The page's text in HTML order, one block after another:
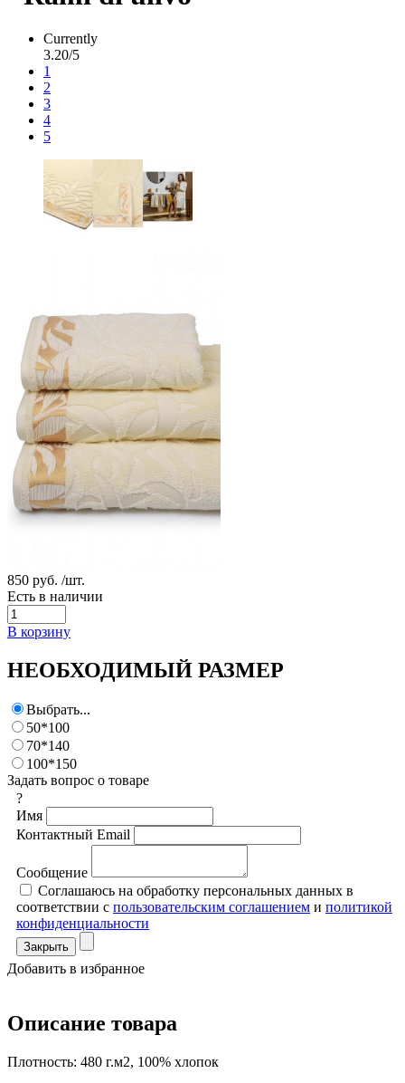
Currently
3.20/5
1
2
3
4
5
850 руб. /шт.
Есть в наличии
В корзину
НЕОБХОДИМЫЙ РАЗМЕР
Выбрать...
50*100
70*140
100*150
Задать вопрос о товаре
?
Имя
Контактный Email
Сообщение
Соглашаюсь на обработку персональных данных в
соответствии с пользовательским соглашением и политикой
конфиденциальности
Закрыть
Добавить в избранное
Описание товара
Плотность: 480 г.м2, 100% хлопок